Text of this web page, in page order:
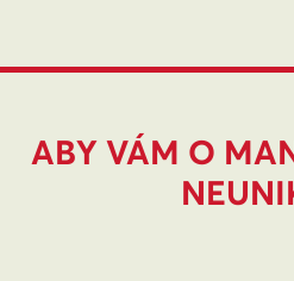
ABY VÁM O